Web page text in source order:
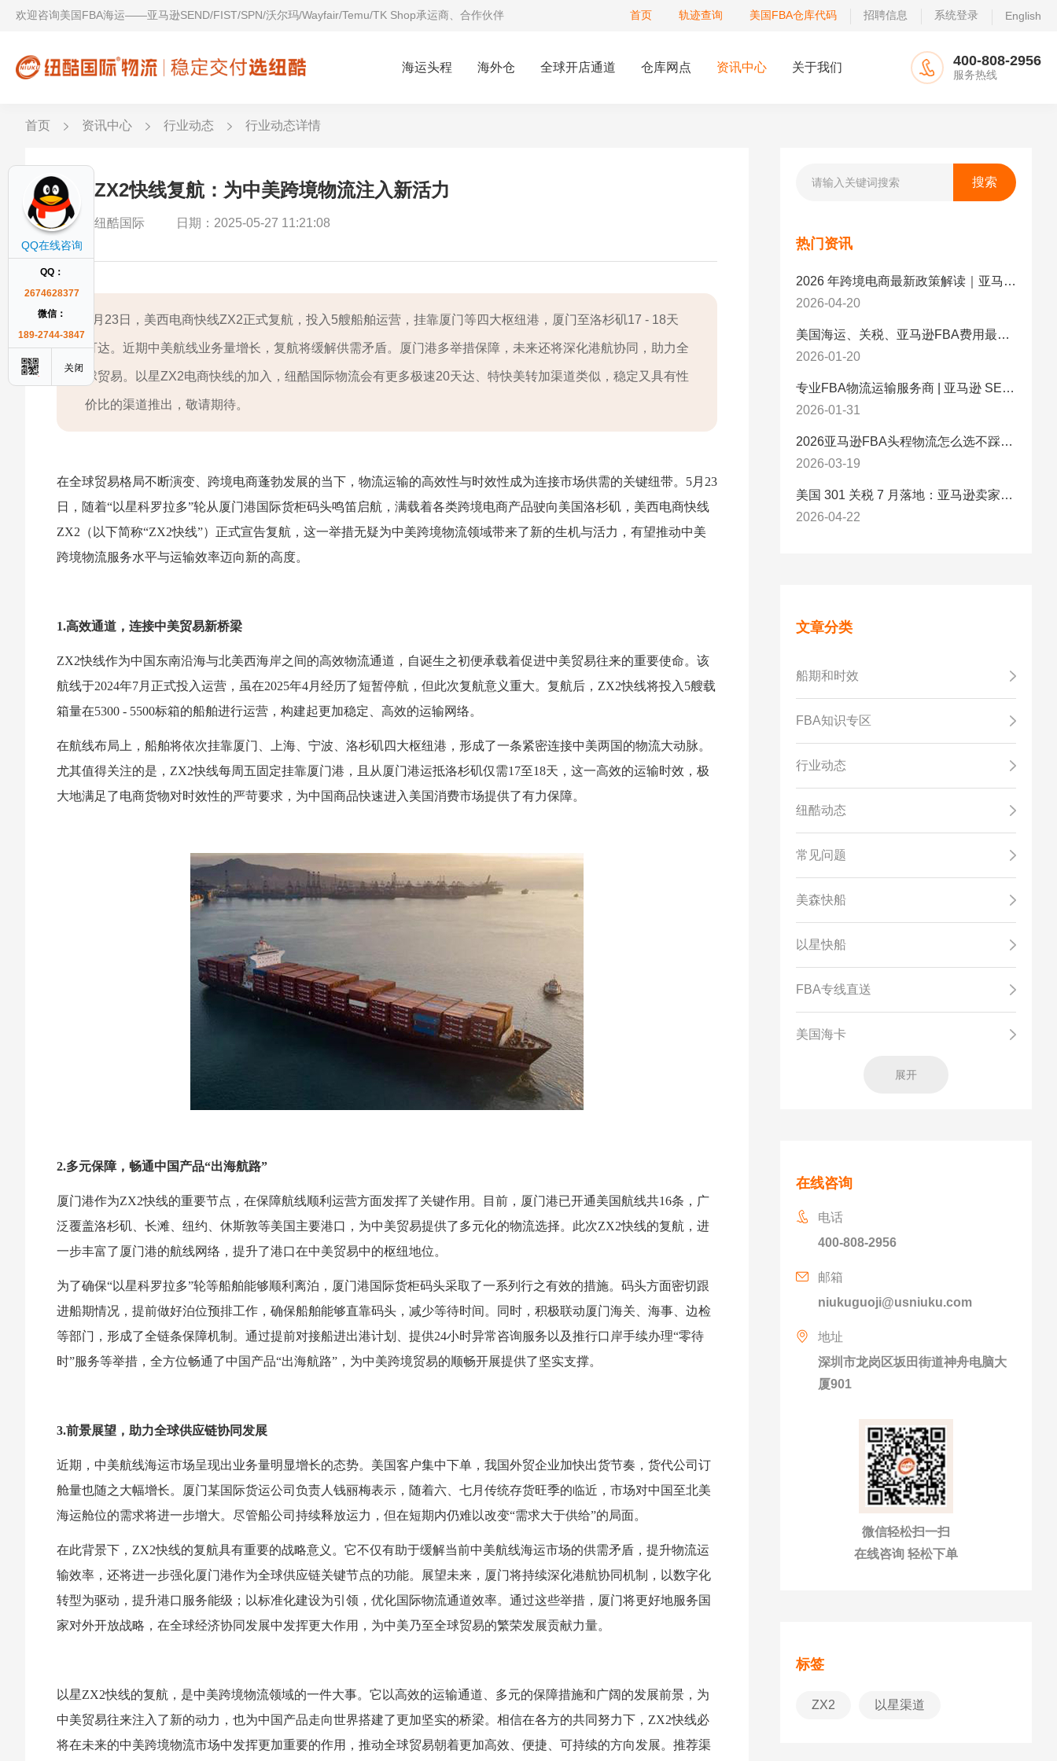
欢迎咨询美国FBA海运——亚马逊SEND/FIST/SPN/沃尔玛/Wayfair/Temu/TK Shop承运商、合作伙伴 首页 轨迹查询 美国FBA仓库代码 招聘信息 系统登录 English
海运头程 海外仓 全球开店通道 仓库网点 资讯中心 关于我们 400-808-2956
服务热线
首页 资讯中心 行业动态 行业动态详情
以星ZX2快线复航：为中美跨境物流注入新活力
作者：纽酷国际 日期：2025-05-27 11:21:08
5月23日，美西电商快线ZX2正式复航，投入5艘船舶运营，挂靠厦门等四大枢纽港，厦门至洛杉矶17 - 18天
可达。近期中美航线业务量增长，复航将缓解供需矛盾。厦门港多举措保障，未来还将深化港航协同，助力全
球贸易。以星ZX2电商快线的加入，纽酷国际物流会有更多极速20天达、特快美转加渠道类似，稳定又具有性
价比的渠道推出，敬请期待。
在全球贸易格局不断演变、跨境电商蓬勃发展的当下，物流运输的高效性与时效性成为连接市场供需的关键纽带。5月23
日，随着“以星科罗拉多”轮从厦门港国际货柜码头鸣笛启航，满载着各类跨境电商产品驶向美国洛杉矶，美西电商快线
ZX2（以下简称“ZX2快线”）正式宣告复航，这一举措无疑为中美跨境物流领域带来了新的生机与活力，有望推动中美
跨境物流服务水平与运输效率迈向新的高度。
1.高效通道，连接中美贸易新桥梁
ZX2快线作为中国东南沿海与北美西海岸之间的高效物流通道，自诞生之初便承载着促进中美贸易往来的重要使命。该
航线于2024年7月正式投入运营，虽在2025年4月经历了短暂停航，但此次复航意义重大。复航后，ZX2快线将投入5艘载
箱量在5300 - 5500标箱的船舶进行运营，构建起更加稳定、高效的运输网络。
在航线布局上，船舶将依次挂靠厦门、上海、宁波、洛杉矶四大枢纽港，形成了一条紧密连接中美两国的物流大动脉。
尤其值得关注的是，ZX2快线每周五固定挂靠厦门港，且从厦门港运抵洛杉矶仅需17至18天，这一高效的运输时效，极
大地满足了电商货物对时效性的严苛要求，为中国商品快速进入美国消费市场提供了有力保障。
2.多元保障，畅通中国产品“出海航路”
厦门港作为ZX2快线的重要节点，在保障航线顺利运营方面发挥了关键作用。目前，厦门港已开通美国航线共16条，广
泛覆盖洛杉矶、长滩、纽约、休斯敦等美国主要港口，为中美贸易提供了多元化的物流选择。此次ZX2快线的复航，进
一步丰富了厦门港的航线网络，提升了港口在中美贸易中的枢纽地位。
为了确保“以星科罗拉多”轮等船舶能够顺利离泊，厦门港国际货柜码头采取了一系列行之有效的措施。码头方面密切跟
进船期情况，提前做好泊位预排工作，确保船舶能够直靠码头，减少等待时间。同时，积极联动厦门海关、海事、边检
等部门，形成了全链条保障机制。通过提前对接船进出港计划、提供24小时异常咨询服务以及推行口岸手续办理“零待
时”服务等举措，全方位畅通了中国产品“出海航路”，为中美跨境贸易的顺畅开展提供了坚实支撑。
3.前景展望，助力全球供应链协同发展
近期，中美航线海运市场呈现出业务量明显增长的态势。美国客户集中下单，我国外贸企业加快出货节奏，货代公司订
舱量也随之大幅增长。厦门某国际货运公司负责人钱丽梅表示，随着六、七月传统存货旺季的临近，市场对中国至北美
海运舱位的需求将进一步增大。尽管船公司持续释放运力，但在短期内仍难以改变“需求大于供给”的局面。
在此背景下，ZX2快线的复航具有重要的战略意义。它不仅有助于缓解当前中美航线海运市场的供需矛盾，提升物流运
输效率，还将进一步强化厦门港作为全球供应链关键节点的功能。展望未来，厦门将持续深化港航协同机制，以数字化
转型为驱动，提升港口服务能级；以标准化建设为引领，优化国际物流通道效率。通过这些举措，厦门将更好地服务国
家对外开放战略，在全球经济协同发展中发挥更大作用，为中美乃至全球贸易的繁荣发展贡献力量。
以星ZX2快线的复航，是中美跨境物流领域的一件大事。它以高效的运输通道、多元的保障措施和广阔的发展前景，为
中美贸易往来注入了新的动力，也为中国产品走向世界搭建了更加坚实的桥梁。相信在各方的共同努力下，ZX2快线必
将在未来的中美跨境物流市场中发挥更加重要的作用，推动全球贸易朝着更加高效、便捷、可持续的方向发展。推荐渠
热门资讯
2026 年跨境电商最新政策解读｜亚马逊卖家必看：合规、成本与物流新机遇
2026-04-20
美国海运、关税、亚马逊FBA费用最新政策解读与应对策略（2026版）
2026-01-20
专业FBA物流运输服务商 | 亚马逊 SEND 官方合作伙伴纽酷国际物流
2026-01-31
2026亚马逊FBA头程物流怎么选不踩坑？SEND/FIST/SPN官方认证物流商，只有这家敢承诺“准达率第一”
2026-03-19
美国 301 关税 7 月落地：亚马逊卖家必看的 5 项合规标准与稳交付方案
2026-04-22
文章分类
船期和时效
FBA知识专区
行业动态
纽酷动态
常见问题
美森快船
以星快船
FBA专线直送
美国海卡
展开
在线咨询
电话
400-808-2956
邮箱
niukuguoji@usniuku.com
地址
深圳市龙岗区坂田街道神舟电脑大
厦901
微信轻松扫一扫
在线咨询 轻松下单
标签
ZX2 以星渠道
QQ在线咨询
QQ：
2674628377
微信：
189-2744-3847